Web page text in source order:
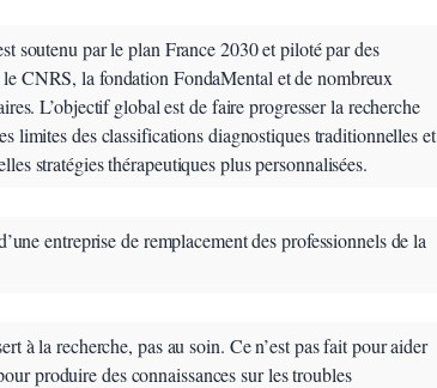
soutenu par le plan France 2030 et piloté par des
CNRS, la fondation FondaMental et de nombreux
L’objectif global est de faire progresser la recherche
limites des classifications diagnostiques traditionnelles et
stratégies thérapeutiques plus personnalisées.
entreprise de remplacement des professionnels de la
à la recherche, pas au soin. Ce n’est pas fait pour aider
produire des connaissances sur les troubles